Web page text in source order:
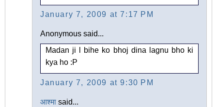
January 7, 2009 at 7:17 PM
Anonymous said...
Madan ji l bihe ko bhoj dina lagnu bho ki
kya ho :P
January 7, 2009 at 9:30 PM
आश्मा said...